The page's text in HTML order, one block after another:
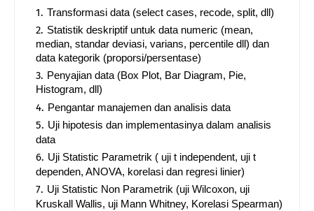
Transformasi data (select cases, recode, split, dll)
Statistik deskriptif untuk data numeric (mean,
median, standar deviasi, varians, percentile dll) dan
data kategorik (proporsi/persentase)
Penyajian data (Box Plot, Bar Diagram, Pie,
Histogram, dll)
Pengantar manajemen dan analisis data
Uji hipotesis dan implementasinya dalam analisis
data
Uji Statistic Parametrik ( uji t independent, uji t
dependen, ANOVA, korelasi dan regresi linier)
Uji Statistic Non Parametrik (uji Wilcoxon, uji
Kruskall Wallis, uji Mann Whitney, Korelasi Spearman)